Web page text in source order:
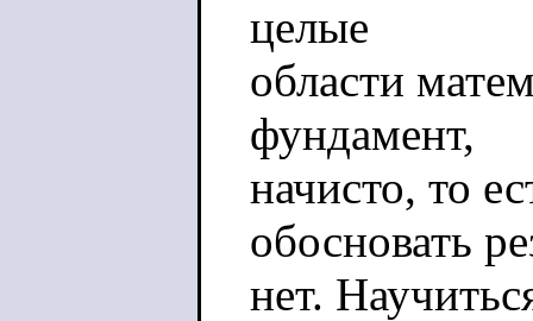
целые
области
фундамент,
начисто, то
обосновать
нет.